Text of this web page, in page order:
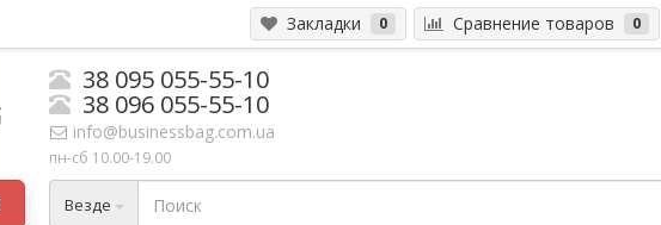
Закладки 0 Сравнение товаров 0
38 095 055-55-10
38 096 055-55-10
info@businessbag.com.ua
пн-сб 10.00-19.00
Везде